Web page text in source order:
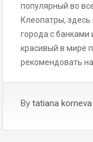
популярный во
Клеопатры, здесь
города с банками
красивый в мире
рекомендовать
By tatiana korneva